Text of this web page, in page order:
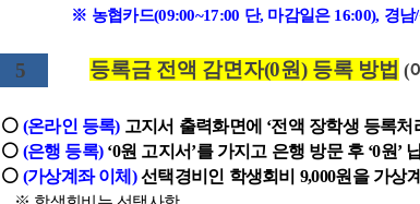
※ 농협카드(09:00~17:00 단, 마감일은 16:00), 경
5 등록금 전액 감면자(0원) 등록 방법 (
⚪ (온라인 등록) 고지서 출력화면에 ‘전액 장학생 등록처
⚪ (은행 등록) ‘0원 고지서’를 가지고 은행 방문 후 ‘0원’
⚪ (가상계좌 이체) 선택경비인 학생회비 9,000원을 가상